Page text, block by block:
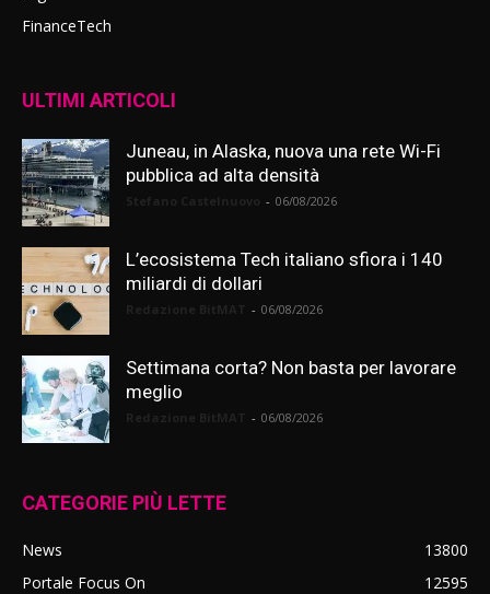
FinanceTech
ULTIMI ARTICOLI
Juneau, in Alaska, nuova una rete Wi-Fi
pubblica ad alta densità
- 06/08/2026
L’ecosistema Tech italiano sfiora i 140
miliardi di dollari
- 06/08/2026
Settimana corta? Non basta per lavorare
meglio
- 06/08/2026
CATEGORIE PIÙ LETTE
News
13800
Portale Focus On
12595